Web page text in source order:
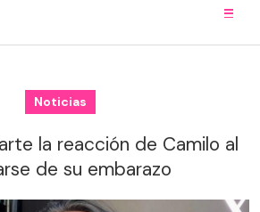
Noticias
la reacción de Camilo al
de su embarazo